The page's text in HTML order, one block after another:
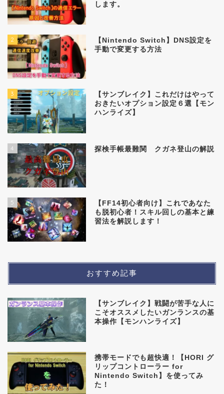
します。
2
【Nintendo Switch】DNS設定を
手動で変更する方法
3
【サンブレイク】これだけはやって
おきたいオプション設定６選【モン
ハンライズ】
4 探検手帳最難関 クガネ登山の解説
5
【FF14初心者向け】これであなた
も脱初心者！スキル回しの基本と練
習法を解説します！
おすすめ記事
【サンブレイク】戦闘が苦手な人に
こそオススメしたいガンランスの基
本操作【モンハンライズ】
携帯モードでも超快適！【HORI グ
リップコントローラー for
Nintendo Switch】を使ってみ
た！